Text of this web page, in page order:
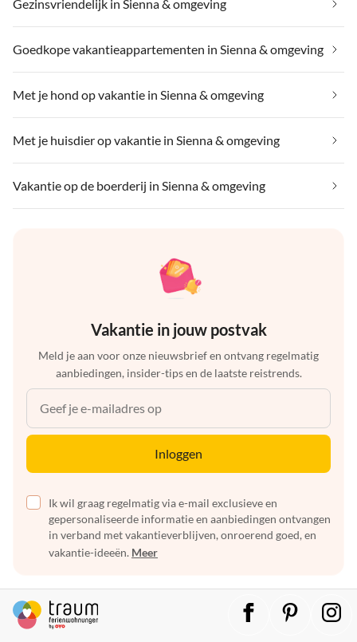
Gezinsvriendelijk in Sienna & omgeving
Goedkope vakantieappartementen in Sienna & omgeving
Met je hond op vakantie in Sienna & omgeving
Met je huisdier op vakantie in Sienna & omgeving
Vakantie op de boerderij in Sienna & omgeving
Vakantie in jouw postvak
Meld je aan voor onze nieuwsbrief en ontvang regelmatig
aanbiedingen, insider-tips en de laatste reistrends.
Inloggen
Ik wil graag regelmatig via e-mail exclusieve en
gepersonaliseerde informatie en aanbiedingen ontvangen
in verband met vakantieverblijven, onroerend goed, en
vakantie-ideeën. Meer